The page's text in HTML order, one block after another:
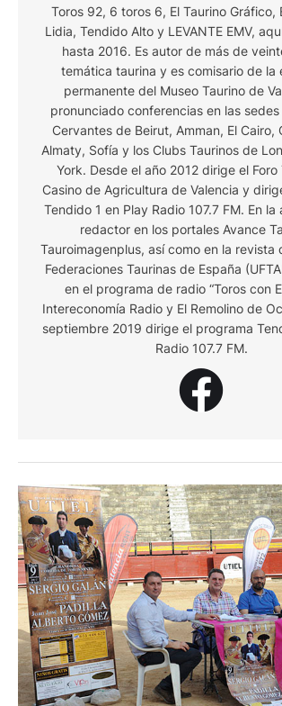
Toros 92, 6 toros 6, El Taurino Gráfico,
Lidia, Tendido Alto y LEVANTE EMV,
hasta 2016. Es autor de más de
temática taurina y es comisario de la
permanente del Museo Taurino de
pronunciado conferencias en las
Cervantes de Beirut, Amman, El Cairo,
Almaty, Sofía y los Clubs Taurinos de
York. Desde el año 2012 dirige el Foro
Casino de Agricultura de Valencia y
Tendido 1 en Play Radio 107.7 FM. En
redactor en los portales Avance
Tauroimagenplus, así como en la revista
Federaciones Taurinas de España
en el programa de radio “Toros con
Intereconomía Radio y El Remolino de
septiembre 2019 dirige el programa
Radio 107.7 FM.